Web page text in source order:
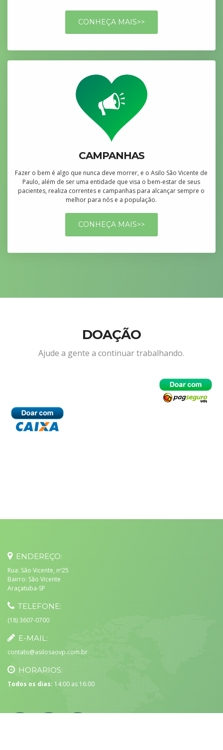
CONHEÇA MAIS>>
CAMPANHAS
Fazer o bem é algo que nunca deve morrer, e o Asilo São Vicente de
Paulo, além de ser uma entidade que visa o bem-estar de seus
pacientes, realiza correntes e campanhas para alcançar sempre o
melhor para nós e a população.
CONHEÇA MAIS>>
DOAÇÃO
Ajude a gente a continuar trabalhando.
ENDEREÇO:
Rua: São Vicente, nº25
Bairro: São Vicente
Araçatuba-SP
TELEFONE:
(18) 3607-0700
E-MAIL:
contato@asilosaovp.com.br
HORARIOS:
Todos os dias: 14:00 as 16:00